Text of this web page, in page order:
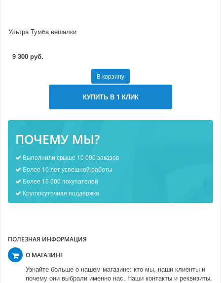
Ультра Тумба вешалки
9 300 руб.
В корзину
КУПИТЬ В 1 КЛИК
ПОЧЕМУ МЫ?
Выполнили свыше 10 000 заказов
Более 10 лет успешной работы
Более 15 000 покупателей
Круглосуточная поддержка
ПОЛЕЗНАЯ ИНФОРМАЦИЯ
О МАГАЗИНЕ
Узнайте больше о нашем магазине: кто мы, наши клиенты и
почему они выбрали именно нас. Наши контакты и реквизиты.